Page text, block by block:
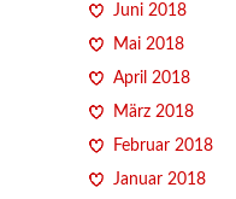
Juni 2018
Mai 2018
April 2018
März 2018
Februar 2018
Januar 2018